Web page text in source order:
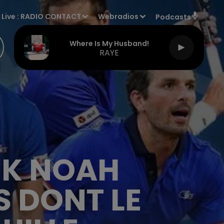
Live : RADIO CONTACT Webradios Podcasts
Where Is My Husband!
RAYE
NOAH
DONT LE